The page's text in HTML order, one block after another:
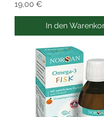
Preis
19,00 €
In den